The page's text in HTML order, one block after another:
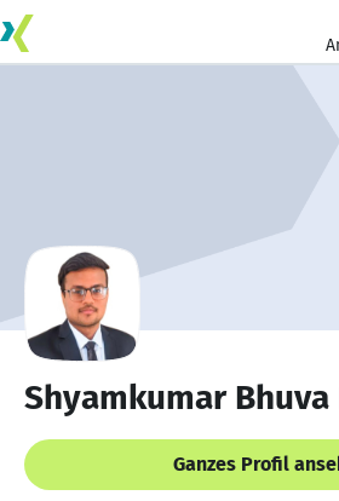
Shyamkumar Bhuva
Ganzes Profil